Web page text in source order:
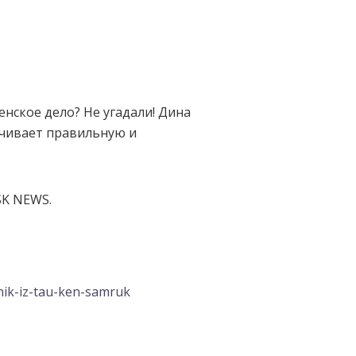
дело? Не угадали! Дина
правильную и
NEWS.
iz-tau-ken-samruk